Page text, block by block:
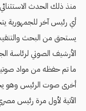
منذ ذلك الحدث
أي رئيس آخر للجمهورية
يستحق من البحث
الأرشيف الصوتي لرئاسة
ما تم حفظه من مواد
أخرى صوت الرئيس وهو
الآتية لأول مرة رئيس